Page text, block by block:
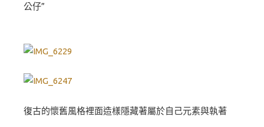
公仔”
復古的懷舊風格裡面造樣隱藏著屬於自己元素與執著